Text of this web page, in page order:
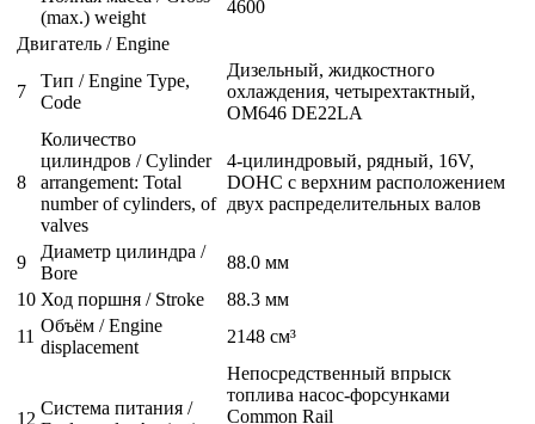
(max.) weight
4600
Двигатель / Engine
7
Тип / Engine Type,
Code
Дизельный, жидкостного
охлаждения, четырехтактный,
OM646 DE22LA
8
Количество
цилиндров / Cylinder
arrangement: Total
number of cylinders, of
valves
4-цилиндровый, рядный, 16V,
DOHC с верхним расположением
двух распределительных валов
9
Диаметр цилиндра /
Bore
88.0 мм
10 Ход поршня / Stroke
88.3 мм
11
Объём / Engine
displacement
2148 см³
12
Система питания /
Непосредственный впрыск
топлива насос-форсунками
Common Rail